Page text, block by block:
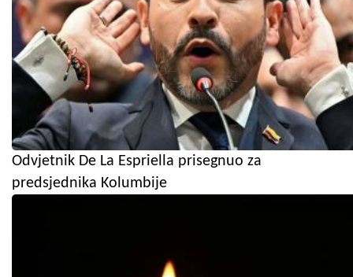
Odvjetnik De La Espriella prisegnuo za
predsjednika Kolumbije